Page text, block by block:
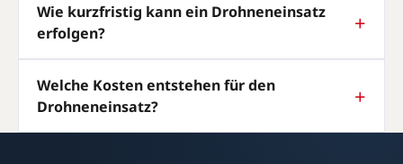
Wie kurzfristig kann ein Drohneneinsatz
erfolgen?
Welche Kosten entstehen für den
Drohneneinsatz?